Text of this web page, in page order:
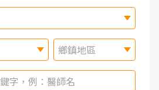
鄉鎮地區